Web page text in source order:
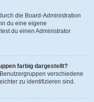
die Board-Administration
du eine eigene
du einen Administrator
farbig dargestellt?
verschiedene
zu identifizieren sind.